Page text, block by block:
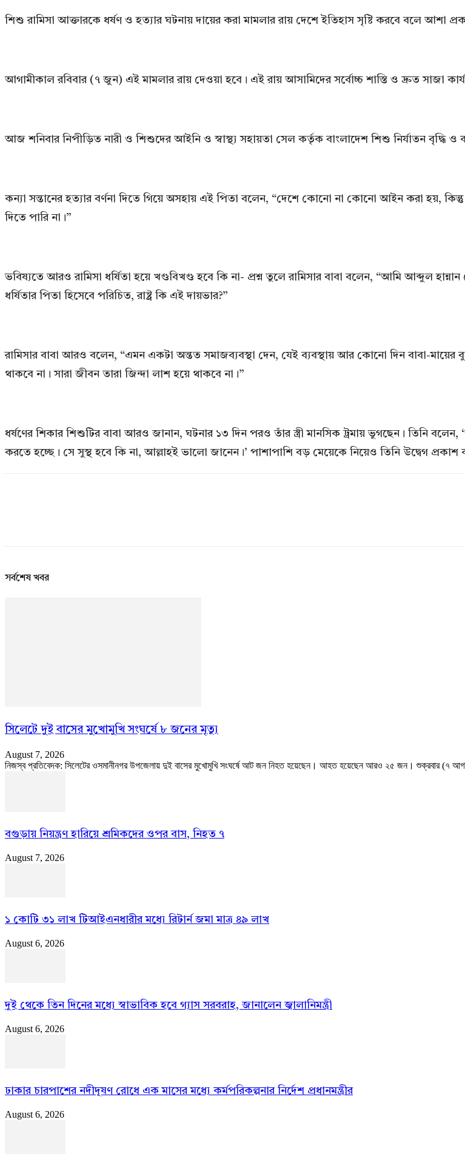
শিশু রামিসা আক্তারকে ধর্ষণ ও হত্যার ঘটনায় দায়ের করা মামলার রায় দেশে ইতিহাস সৃষ্টি করবে বলে আশা
আগামীকাল রবিবার (৭ জুন) এই মামলার রায় দেওয়া হবে। এই রায় আসামিদের সর্বোচ্চ শাস্তি ও দ্রুত সাজা
আজ শনিবার নিপীড়িত নারী ও শিশুদের আইনি ও স্বাস্থ্য সহায়তা সেল কর্তৃক বাংলাদেশ শিশু নির্যাতন বৃদ্ধি
কন্যা সন্তানের হত্যার বর্ণনা দিতে গিয়ে অসহায় এই পিতা বলেন, “দেশে কোনো না কোনো আইন করা হয়,
দিতে পারি না।”
ভবিষ্যতে আরও রামিসা ধর্ষিতা হয়ে খণ্ডবিখণ্ড হবে কি না- প্রশ্ন তুলে রামিসার বাবা বলেন, “আমি আব্দুল
ধর্ষিতার পিতা হিসেবে পরিচিত, রাষ্ট্র কি এই দায়ভার?”
রামিসার বাবা আরও বলেন, “এমন একটা অন্তত সমাজব্যবস্থা দেন, যেই ব্যবস্থায় আর কোনো দিন বাবা-
থাকবে না। সারা জীবন তারা জিন্দা লাশ হয়ে থাকবে না।”
ধর্ষণের শিকার শিশুটির বাবা আরও জানান, ঘটনার ১৩ দিন পরও তাঁর স্ত্রী মানসিক ট্রমায় ভুগছেন। তিনি
করতে হচ্ছে। সে সুস্থ হবে কি না, আল্লাহই ভালো জানেন।’ পাশাপাশি বড় মেয়েকে নিয়েও তিনি উদ্বেগ প্রকাশ
সর্বশেষ খবর
সিলেটে দুই বাসের মুখোমুখি সংঘর্ষে ৮ জনের মৃত্যু
August 7, 2026
নিজস্ব প্রতিবেদক: সিলেটের ওসমানীনগর উপজেলায় দুই বাসের মুখোমুখি সংঘর্ষে আট জন নিহত হয়েছেন। আহত হয়েছেন আরও ২৫ জন। শুক্রবার (৭
বগুড়ায় নিয়ন্ত্রণ হারিয়ে শ্রমিকদের ওপর বাস, নিহত ৭
August 7, 2026
১ কোটি ৩১ লাখ টিআইএনধারীর মধ্যে রিটার্ন জমা মাত্র ৪৯ লাখ
August 6, 2026
দুই থেকে তিন দিনের মধ্যে স্বাভাবিক হবে গ্যাস সরবরাহ, জানালেন জ্বালানিমন্ত্রী
August 6, 2026
ঢাকার চারপাশের নদীদূষণ রোধে এক মাসের মধ্যে কর্মপরিকল্পনার নির্দেশ প্রধানমন্ত্রীর
August 6, 2026